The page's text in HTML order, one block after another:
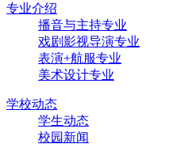
专业介绍
播音与主持专业
戏剧影视导演专业
表演+航服专业
美术设计专业
学校动态
学生动态
校园新闻